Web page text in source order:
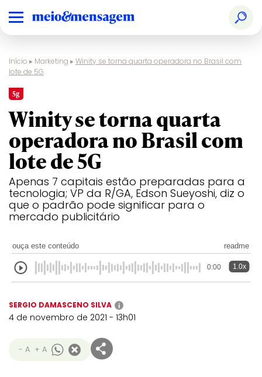
Início ▸ Marketing ▸Winity se torna quarta operadora no Brasil com
lote de 5G
5g
Winity se torna quarta
operadora no Brasil com
lote de 5G
Apenas 7 capitais estão preparadas para a
tecnologia; VP da R/GA, Edson Sueyoshi, diz o
que o padrão pode significar para o
mercado publicitário
ouça este conteúdo readme
0:00 1.0x
SERGIO DAMASCENO SILVA i
4 de novembro de 2021 - 13h01
- A + A